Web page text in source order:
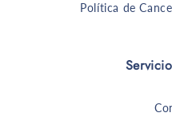
Política de